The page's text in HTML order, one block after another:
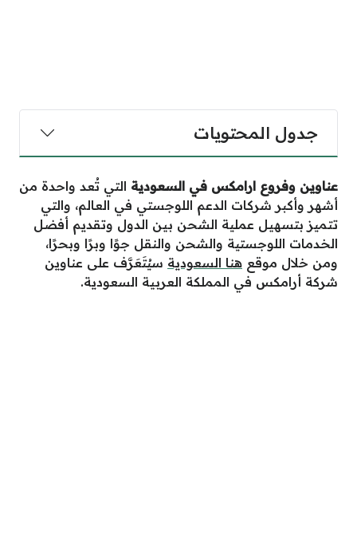
جدول المحتويات
عناوين وفروع ارامكس في السعودية التي تُعد واحدة من
أشهر وأكبر شركات الدعم اللوجستي في العالم، والتي
تتميز بتسهيل عملية الشحن بين الدول وتقديم أفضل
الخدمات اللوجستية والشحن والنقل جوًا وبرًا وبحرًا،
ومن خلال موقع هنا السعودية سيُتَعَرَّف على عناوين
شركة أرامكس في المملكة العربية السعودية.